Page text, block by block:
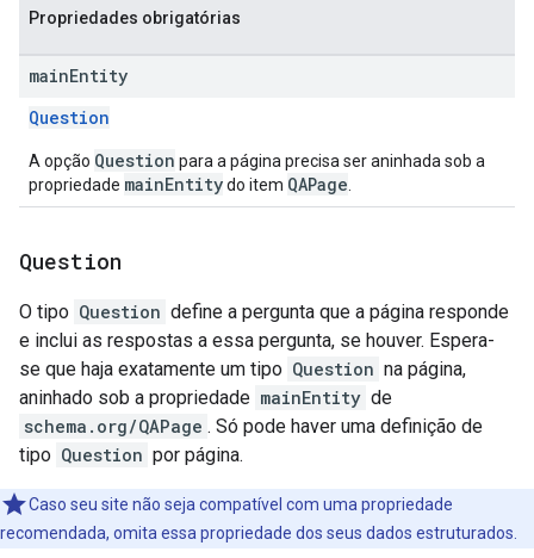
Propriedades obrigatórias
mainEntity
Question
A opção Question para a página precisa ser aninhada sob a
propriedade mainEntitydo item QAPage
Question
O tipo Question define a pergunta que a página responde
e inclui as respostas a essa pergunta, se houver. Espera-
se que haja exatamente um tipo Question na página,
aninhado sob a propriedade mainEntity de
schema.org/QAPage . Só pode haver uma definição de
tipo Question por página.
Caso seu site não seja compatível com uma propriedade
recomendada, omita essa propriedade dos seus dados estruturados.